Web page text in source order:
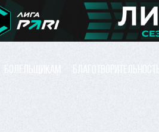
БОЛЕЛЬЩИКАМ БЛАГОТВОРИТЕЛЬНОСТЬ